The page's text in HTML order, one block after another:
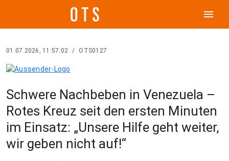
menu
01.07.2026, 11:57:02 / OTS0127
Schwere Nachbeben in Venezuela –
Rotes Kreuz seit den ersten Minuten
im Einsatz: „Unsere Hilfe geht weiter,
wir geben nicht auf!“